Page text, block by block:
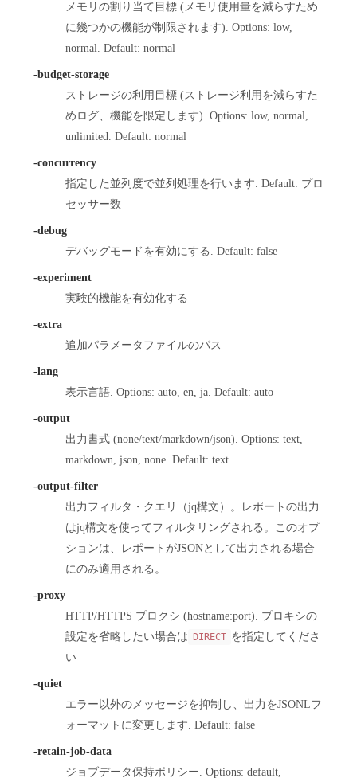
メモリの割り当て目標 (メモリ使用量を減らすため
に幾つかの機能が制限されます). Options: low,
normal. Default: normal
-budget-storage
ストレージの利用目標 (ストレージ利用を減らすた
めログ、機能を限定します). Options: low, normal,
unlimited. Default: normal
-concurrency
指定した並列度で並列処理を行います. Default: プロ
セッサー数
-debug
デバッグモードを有効にする. Default: false
-experiment
実験的機能を有効化する
-extra
追加パラメータファイルのパス
-lang
表示言語. Options: auto, en, ja. Default: auto
-output
出力書式 (none/text/markdown/json). Options: text,
markdown, json, none. Default: text
-output-filter
出力フィルタ・クエリ（jq構文）。レポートの出力
はjq構文を使ってフィルタリングされる。このオプ
ションは、レポートがJSONとして出力される場合
にのみ適用される。
-proxy
HTTP/HTTPS プロクシ (hostname:port). プロキシの
設定を省略したい場合は
DIRECT を指定してくださ
い
-quiet
エラー以外のメッセージを抑制し、出力をJSONLフ
ォーマットに変更します. Default: false
-retain-job-data
ジョブデータ保持ポリシー. Options: default,